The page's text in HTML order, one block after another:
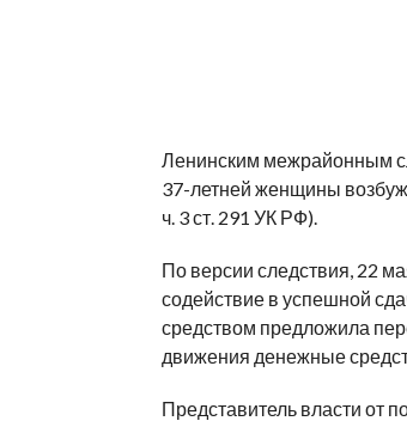
Ленинским межрайонным
37-летней женщины
ч. 3 ст. 291 УК РФ).
По версии следствия, 22
содействие в успешной
средством предложила
движения денежные
Представитель власти от